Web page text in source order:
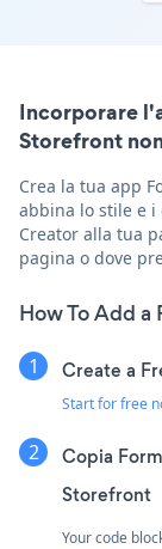
Incorporare
Storefront
Crea la tua app
abbina lo stile e i
Creator alla tua
pagina o dove
How To Add
Create a
Start for free
Copia
Storefront
Your code